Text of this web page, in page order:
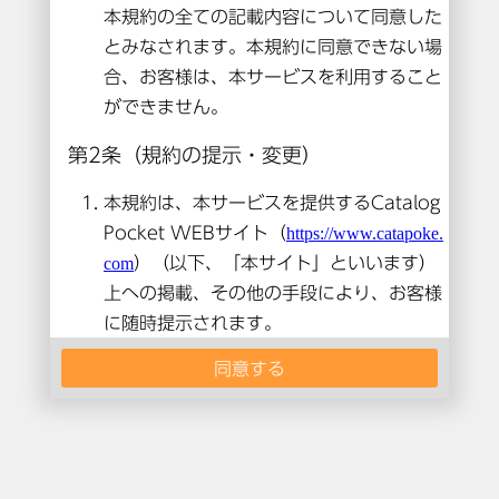
本コンテンツは閲覧できません。